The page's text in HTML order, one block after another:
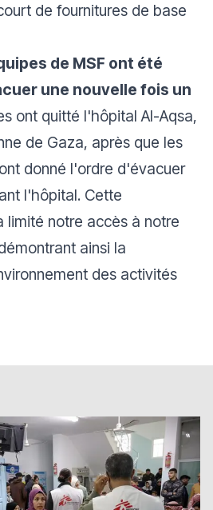
de fournitures de base
de MSF ont été
une nouvelle fois un
ont quitté l'hôpital Al-Aqsa,
de Gaza, après que les
donné l'ordre d'évacuer
l'hôpital. Cette
limité notre accès à notre
ainsi la
des activités